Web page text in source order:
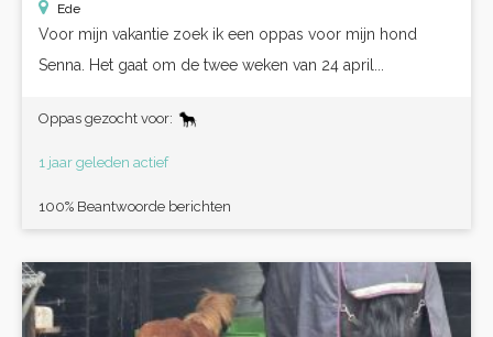
Ede
Voor mijn vakantie zoek ik een oppas voor mijn hond
Senna. Het gaat om de twee weken van 24 april...
Oppas gezocht voor:
1 jaar geleden actief
100% Beantwoorde berichten